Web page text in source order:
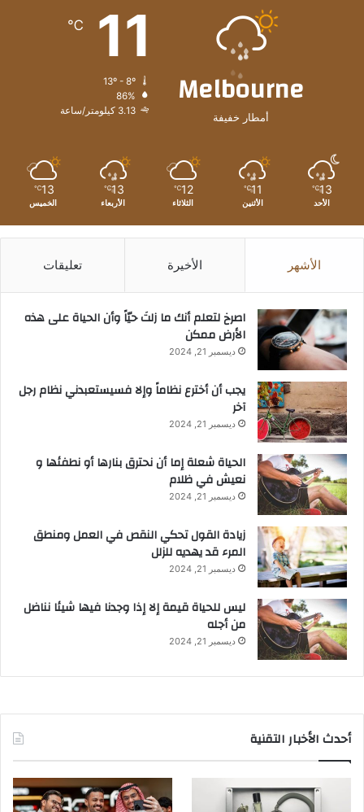
Melbourne
أمطار خفيفة
11
℃
86%
3.13 كيلومتر/ساعة
13
℃
الأحد
11
℃
الأثنين
12
℃
الثلاثاء
13
℃
الأربعاء
13
℃
الخميس
الأشهر الأخيرة تعليقات
‫اصرخ لتعلم أنك ما زلتَ حيّاً وأن الحياة على هذه
الأرض ممكن
ديسمبر 21, 2024
يجب أن أخترع نظاماً وإلا فسيستعبدني نظام رجل
آخر
ديسمبر 21, 2024
الحياة شعلة إما أن نحترق بنارها أو نطفئها و
نعيش في ظلام
ديسمبر 21, 2024
زيادة القول تحكي النقص في العمل ومنطق
المرء قد يهديه للزلل
ديسمبر 21, 2024
ليس للحياة قيمة إلا إذا وجدنا فيها شيئا نناضل
من أجله
ديسمبر 21, 2024
أحدث الأخبار التقنية